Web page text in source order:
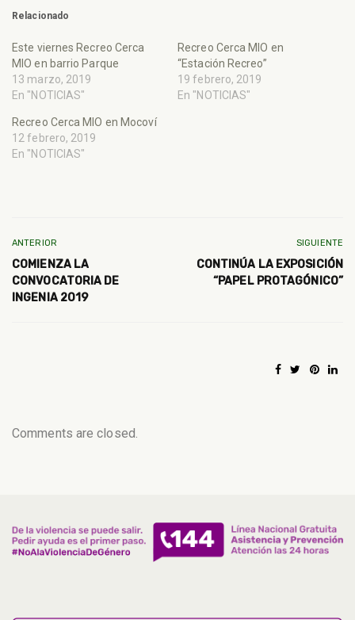
Relacionado
Este viernes Recreo Cerca
MIO en barrio Parque
13 marzo, 2019
En "NOTICIAS"
Recreo Cerca MIO en
“Estación Recreo”
19 febrero, 2019
En "NOTICIAS"
Recreo Cerca MIO en Mocoví
12 febrero, 2019
En "NOTICIAS"
ANTERIOR
COMIENZA LA
CONVOCATORIA DE
INGENIA 2019
SIGUIENTE
CONTINÚA LA EXPOSICIÓN
“PAPEL PROTAGÓNICO”
Comments are closed.